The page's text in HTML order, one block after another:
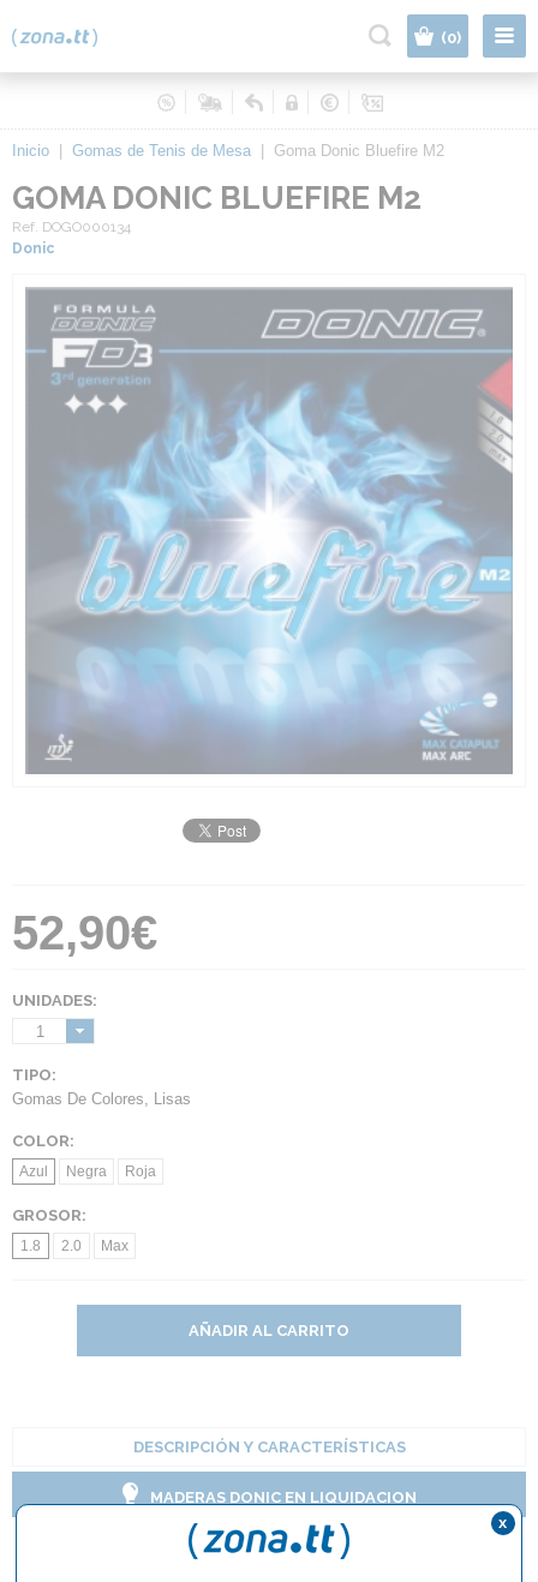
(0)
Inicio Gomas de Tenis de Mesa Goma Donic Bluefire M2
GOMA DONIC BLUEFIRE M2
Ref. DOGO000134
Donic
52,90€
UNIDADES:
1
TIPO:
Gomas De Colores, Lisas
COLOR:
Azul Negra Roja
GROSOR:
1.8 2.0 Max
AÑADIR AL CARRITO
DESCRIPCIÓN Y CARACTERÍSTICAS
MADERAS DONIC EN LIQUIDACION
Goma Donic Bluefire M2
x